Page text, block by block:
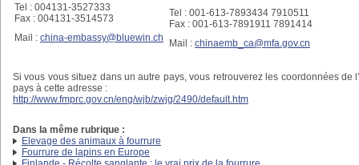
Tel : 004131-3527333
Fax : 004131-3514573
Mail : china-embassy@bluewin.ch
Tel : 001-613-7893434 7910511
Fax : 001-613-7891911 7891414
Mail : chinaemb_ca@mfa.gov.cn
Si vous vous situez dans un autre pays, vous retrouverez les coordonnées de
pays à cette adresse :
http://www.fmprc.gov.cn/eng/wjb/zwjg/2490/default.htm
Dans la même rubrique :
Elevage des animaux à fourrure
Fourrure de lapins en Europe